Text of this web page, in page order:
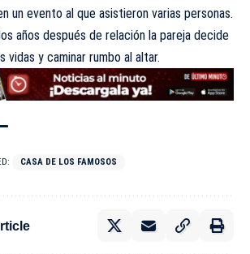
un evento al que asistieron varias personas.
años después de relación la pareja decide
vidas y caminar rumbo al altar.
CASA DE LOS FAMOSOS